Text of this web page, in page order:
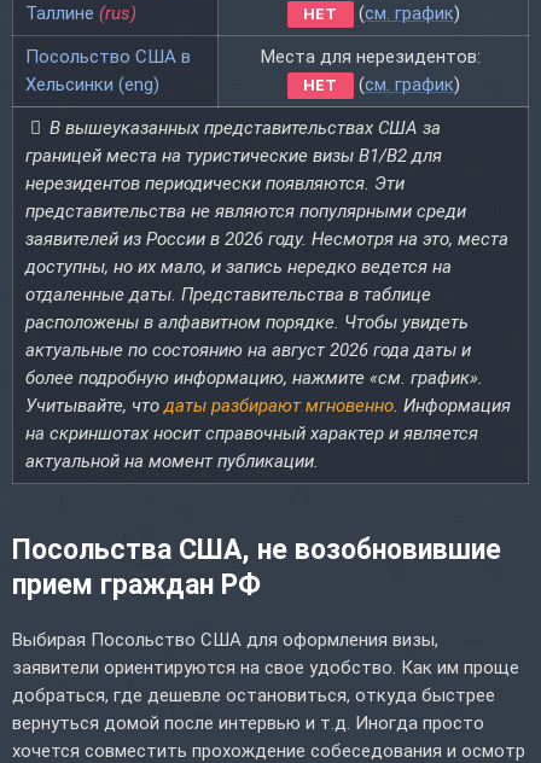
Таллине (rus) НЕТ (см. график)
Посольство США в
Хельсинки (eng)
Места для нерезидентов:
НЕТ (см. график)
В вышеуказанных представительствах США за
границей места на туристические визы B1/B2 для
нерезидентов периодически появляются. Эти
представительства не являются популярными среди
заявителей из России в 2026 году. Несмотря на это, места
доступны, но их мало, и запись нередко ведется на
отдаленные даты. Представительства в таблице
расположены в алфавитном порядке. Чтобы увидеть
актуальные по состоянию на август 2026 года даты и
более подробную информацию, нажмите «см. график».
Учитывайте, что даты разбирают мгновенно . Информация
на скриншотах носит справочный характер и является
актуальной на момент публикации.
Посольства США, не возобновившие
прием граждан РФ
Выбирая Посольство США для оформления визы,
заявители ориентируются на свое удобство. Как им проще
добраться, где дешевле остановиться, откуда быстрее
вернуться домой после интервью и т.д. Иногда просто
хочется совместить прохождение собеседования и осмотр